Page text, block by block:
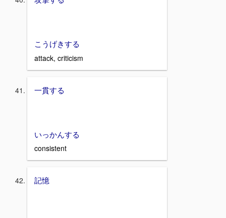
こうげきする
attack, criticism
一貫する
いっかんする
consistent
記憶